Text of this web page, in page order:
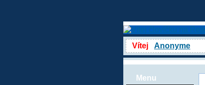
Vítej Anonyme
Menu